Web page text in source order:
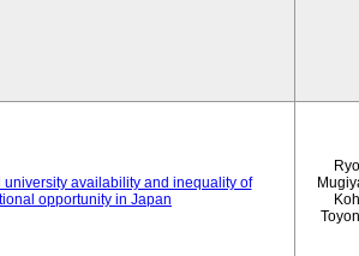
availability and inequality of
opportunity in Japan